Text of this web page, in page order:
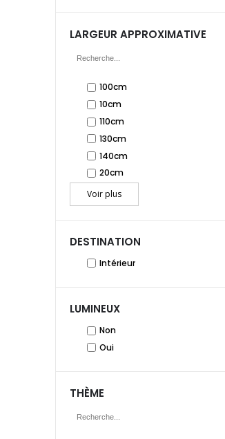
LARGEUR APPROXIMATIVE
100cm
10cm
110cm
130cm
140cm
20cm
Voir plus
DESTINATION
Intérieur
LUMINEUX
Non
Oui
THÈME